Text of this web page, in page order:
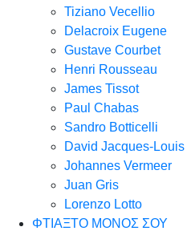
Tiziano Vecellio
Delacroix Eugene
Gustave Courbet
Henri Rousseau
James Tissot
Paul Chabas
Sandro Botticelli
David Jacques-Louis
Johannes Vermeer
Juan Gris
Lorenzo Lotto
ΦΤΙΑΞΤΟ ΜΟΝΟΣ ΣΟΥ